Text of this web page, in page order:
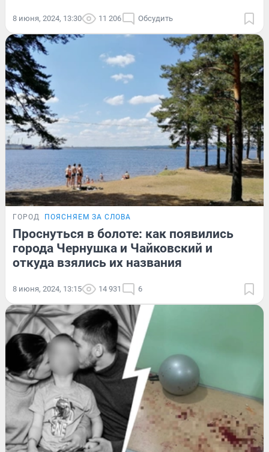
8 июня, 2024, 13:30 11 206 Обсудить
ГОРОД ПОЯСНЯЕМ ЗА СЛОВА
Проснуться в болоте: как появились
города Чернушка и Чайковский и
откуда взялись их названия
8 июня, 2024, 13:15 14 931 6